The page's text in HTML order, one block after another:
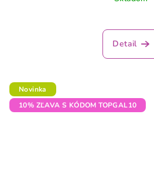
Detail
Novinka
10% ZĽAVA S KÓDOM TOPGAL10